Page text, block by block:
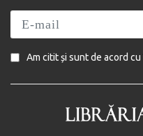
Am citit și sunt de acord cu